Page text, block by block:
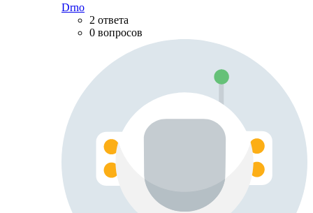
Drno
2 ответа
0 вопросов